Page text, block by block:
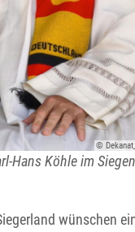
©
Hans Köhle im
wünschen